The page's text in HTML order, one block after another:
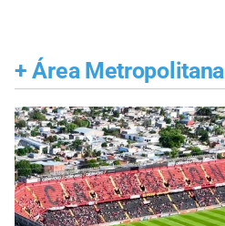
+ Área Metropolitana